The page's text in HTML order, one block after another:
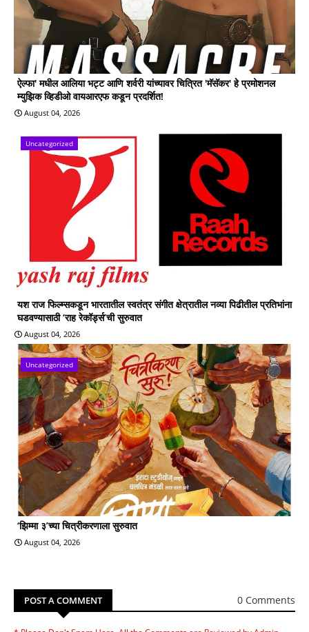
ऐल्फा' मधील आलिया भट्ट आणि शर्वरी यांच्यावर चित्रित 'मॅसॅकर' हे प्रमोशनल
म्युझिक व्हिडीओ वायआरएफ कडून प्रदर्शित!
August 04, 2026
Uncategorized
यश राज फिल्म्सकडून भारतातील स्वतंत्र संगीत क्षेत्रातील नव्या पिढीतील प्रतिभांना
घडवण्यासाठी ‘राह रेकॉर्ड्स’ची सुरुवात
August 04, 2026
Uncategorized
‘झिम्मा ३’च्या चित्रीकरणाला सुरुवात
August 04, 2026
POST A COMMENT 0 Comments